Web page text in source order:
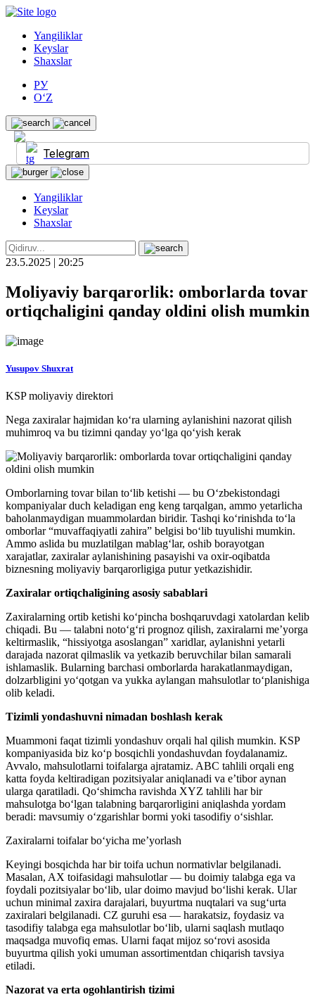
Yangiliklar
Keyslar
Shaxslar
РУ
O‘Z
Telegram
Yangiliklar
Keyslar
Shaxslar
23.5.2025 | 20:25
Moliyaviy barqarorlik: omborlarda tovar
ortiqchaligini qanday oldini olish mumkin
Yusupov Shuxrat
KSP moliyaviy direktori
Nega zaxiralar hajmidan ko‘ra ularning aylanishini nazorat qilish
muhimroq va bu tizimni qanday yo‘lga qo‘yish kerak
Omborlarning tovar bilan to‘lib ketishi — bu O‘zbekistondagi
kompaniyalar duch keladigan eng keng tarqalgan, ammo yetarlicha
baholanmaydigan muammolardan biridir. Tashqi ko‘rinishda to‘la
omborlar “muvaffaqiyatli zahira” belgisi bo‘lib tuyulishi mumkin.
Ammo aslida bu muzlatilgan mablag‘lar, oshib borayotgan
xarajatlar, zaxiralar aylanishining pasayishi va oxir-oqibatda
biznesning moliyaviy barqarorligiga putur yetkazishidir.
Zaxiralar ortiqchaligining asosiy sabablari
Zaxiralarning ortib ketishi ko‘pincha boshqaruvdagi xatolardan kelib
chiqadi. Bu — talabni noto‘g‘ri prognoz qilish, zaxiralarni me’yorga
keltirmaslik, “hissiyotga asoslangan” xaridlar, aylanishni yetarli
darajada nazorat qilmaslik va yetkazib beruvchilar bilan samarali
ishlamaslik. Bularning barchasi omborlarda harakatlanmaydigan,
dolzarbligini yo‘qotgan va yukka aylangan mahsulotlar to‘planishiga
olib keladi.
Tizimli yondashuvni nimadan boshlash kerak
Muammoni faqat tizimli yondashuv orqali hal qilish mumkin. KSP
kompaniyasida biz ko‘p bosqichli yondashuvdan foydalanamiz.
Avvalo, mahsulotlarni toifalarga ajratamiz. ABC tahlili orqali eng
katta foyda keltiradigan pozitsiyalar aniqlanadi va e’tibor aynan
ularga qaratiladi. Qo‘shimcha ravishda XYZ tahlili har bir
mahsulotga bo‘lgan talabning barqarorligini aniqlashda yordam
beradi: mavsumiy o‘zgarishlar bormi yoki tasodifiy o‘sishlar.
Zaxiralarni toifalar bo‘yicha me’yorlash
Keyingi bosqichda har bir toifa uchun normativlar belgilanadi.
Masalan, AX toifasidagi mahsulotlar — bu doimiy talabga ega va
foydali pozitsiyalar bo‘lib, ular doimo mavjud bo‘lishi kerak. Ular
uchun minimal zaxira darajalari, buyurtma nuqtalari va sug‘urta
zaxiralari belgilanadi. CZ guruhi esa — harakatsiz, foydasiz va
tasodifiy talabga ega mahsulotlar bo‘lib, ularni saqlash mutlaqo
maqsadga muvofiq emas. Ularni faqat mijoz so‘rovi asosida
buyurtma qilish yoki umuman assortimentdan chiqarish tavsiya
etiladi.
Nazorat va erta ogohlantirish tizimi